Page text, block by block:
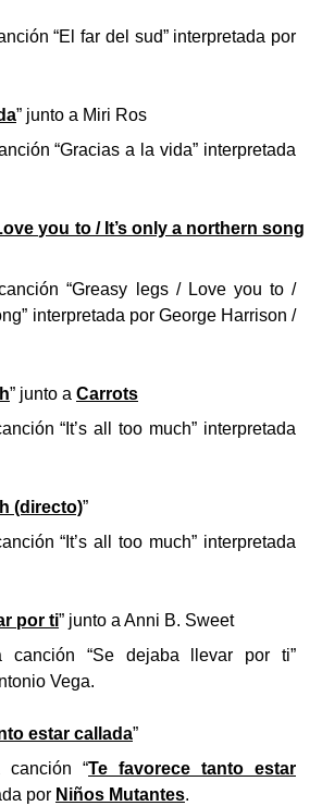
“El far del sud” interpretada por
” junto a Miri Ros
“Gracias a la vida” interpretada
you to / It’s only a northern song
“Greasy legs / Love you to /
interpretada por George Harrison /
” junto a Carrots
“It’s all too much” interpretada
(directo)”
“It’s all too much” interpretada
por ti” junto a Anni B. Sweet
“Se dejaba llevar por ti”
Vega.
estar callada”
“Te favorece tanto estar
por Niños Mutantes.